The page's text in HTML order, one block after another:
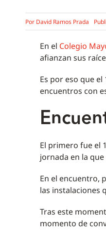
Por David Ramos Prada
En el Colegio
afianzan sus
Es por eso que
encuentros con
El primero fue el
jornada en la
En el encuentro,
las instalaciones
Tras este
momento de